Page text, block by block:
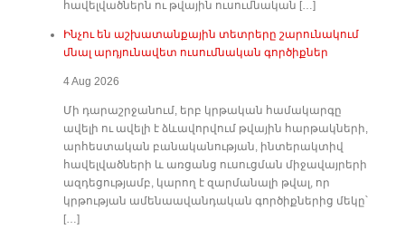
հավելվածներն ու թվային ուսումնական […]
Ինչու են աշխատանքային տետրերը շարունակում
մնալ արդյունավետ ուսումնական գործիքներ
4 Aug 2026
Մի դարաշրջանում, երբ կրթական համակարգը
ավելի ու ավելի է ձևավորվում թվային հարթակների,
արհեստական բանականության, ինտերակտիվ
հավելվածների և առցանց ուսուցման միջավայրերի
ազդեցությամբ, կարող է զարմանալի թվալ, որ
կրթության ամենաավանդական գործիքներից մեկը՝
[…]